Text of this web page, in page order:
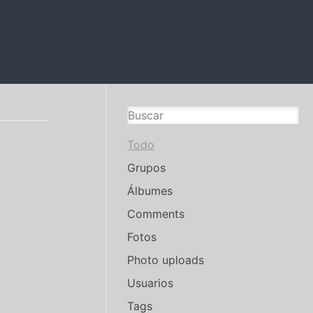
Todo
Grupos
Álbumes
Comments
Fotos
Photo uploads
Usuarios
Tags